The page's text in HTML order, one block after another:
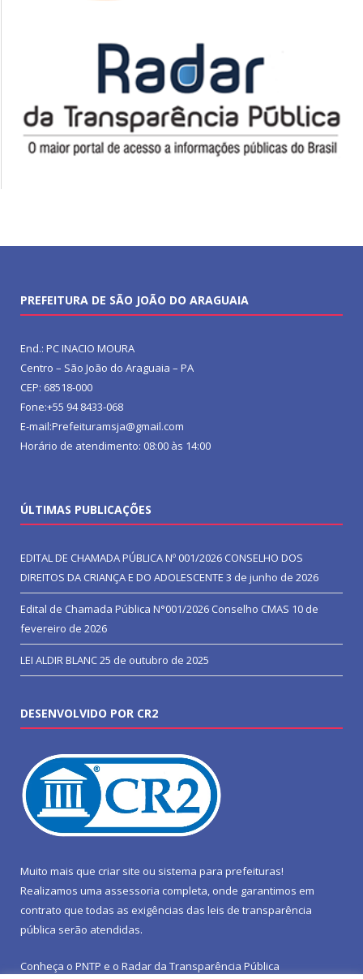
PREFEITURA DE SÃO JOÃO DO ARAGUAIA
End.: PC INACIO MOURA
Centro – São João do Araguaia – PA
CEP: 68518-000
Fone:+55 94 8433-068
E-mail:Prefeituramsja@gmail.com
Horário de atendimento: 08:00 às 14:00
ÚLTIMAS PUBLICAÇÕES
EDITAL DE CHAMADA PÚBLICA Nº 001/2026 CONSELHO DOS
DIREITOS DA CRIANÇA E DO ADOLESCENTE 3 de junho de 2026
Edital de Chamada Pública N°001/2026 Conselho CMAS 10 de
fevereiro de 2026
LEI ALDIR BLANC25 de outubro de 2025
DESENVOLVIDO POR CR2
Muito mais que criar site ou sistema para prefeituras!
Realizamos uma assessoria completa, onde garantimos em
contrato que todas as exigências das leis de transparência
pública serão atendidas.
Conheça o PNTP e o Radar da Transparência Pública